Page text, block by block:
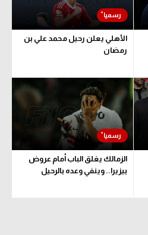
الأهلي يعلن رحيل محمد علي بن
رمضان
الزمالك يغلق الباب أمام عروض
بيزيرا.. وينفي وعده بالرحيل